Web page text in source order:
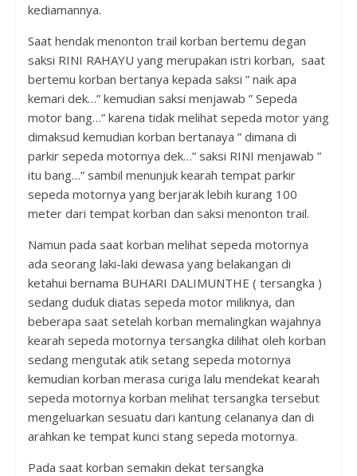
kediamannya.
Saat hendak menonton trail korban bertemu degan
saksi RINI RAHAYU yang merupakan istri korban, saat
bertemu korban bertanya kepada saksi ” naik apa
kemari dek…” kemudian saksi menjawab ” Sepeda
motor bang…” karena tidak melihat sepeda motor yang
dimaksud kemudian korban bertanaya ” dimana di
parkir sepeda motornya dek…” saksi RINI menjawab ”
itu bang…” sambil menunjuk kearah tempat parkir
sepeda motornya yang berjarak lebih kurang 100
meter dari tempat korban dan saksi menonton trail.
Namun pada saat korban melihat sepeda motornya
ada seorang laki-laki dewasa yang belakangan di
ketahui bernama BUHARI DALIMUNTHE ( tersangka )
sedang duduk diatas sepeda motor miliknya, dan
beberapa saat setelah korban memalingkan wajahnya
kearah sepeda motornya tersangka dilihat oleh korban
sedang mengutak atik setang sepeda motornya
kemudian korban merasa curiga lalu mendekat kearah
sepeda motornya korban melihat tersangka tersebut
mengeluarkan sesuatu dari kantung celananya dan di
arahkan ke tempat kunci stang sepeda motornya.
Pada saat korban semakin dekat tersangka